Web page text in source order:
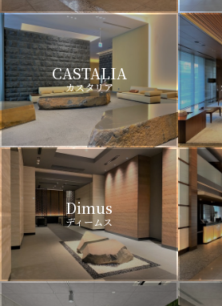
CASTALIA
カスタリア
Dimus
ディームス